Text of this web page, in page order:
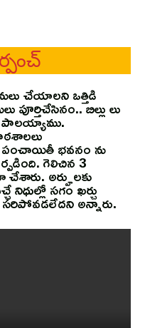
చేయాలని ఒత్తిడి
బిల్లు లు
పాలయ్యాము.
పంచాయితీ భవనం ను
గెలిచిన 3
చేశారు. అర్హులకు
సగం ఖర్చు
సరిపోవడలేదని అన్నారు.